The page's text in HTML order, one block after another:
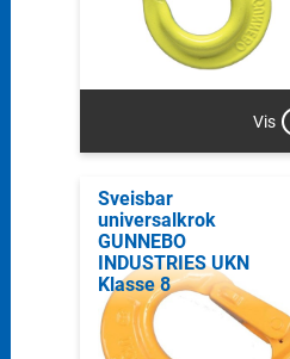
Vis
Sveisbar
universalkrok
GUNNEBO
INDUSTRIES UKN
Klasse 8